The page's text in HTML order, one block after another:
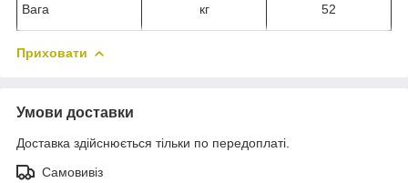
Вага кг 52
Приховати
Умови доставки
Доставка здійснюється тільки по передоплаті.
Самовивіз